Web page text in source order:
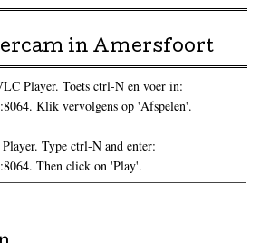
in Amersfoort
Player. Toets ctrl-N en voer in:
Klik vervolgens op 'Afspelen'.
Type ctrl-N and enter:
Then click on 'Play'.